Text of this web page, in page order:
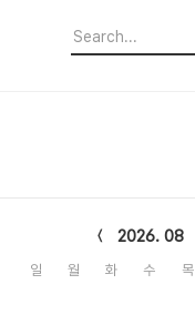
2026. 08
일 월 화 수 목